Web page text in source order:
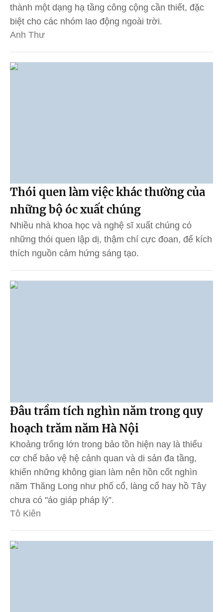
thành một dạng hạ tầng công cộng cần thiết, đặc
biệt cho các nhóm lao động ngoài trời.
Anh Thư
Thói quen làm việc khác thường của
những bộ óc xuất chúng
Nhiều nhà khoa học và nghệ sĩ xuất chúng có
những thói quen lập dị, thậm chí cực đoan, để kích
thích nguồn cảm hứng sáng tạo.
Đâu trầm tích nghìn năm trong quy
hoạch trăm năm Hà Nội
Khoảng trống lớn trong bảo tồn hiện nay là thiếu
cơ chế bảo vệ hệ cảnh quan và di sản đa tầng,
khiến những không gian làm nên hồn cốt nghìn
năm Thăng Long như phố cổ, làng cổ hay hồ Tây
chưa có "áo giáp pháp lý”.
Tô Kiên